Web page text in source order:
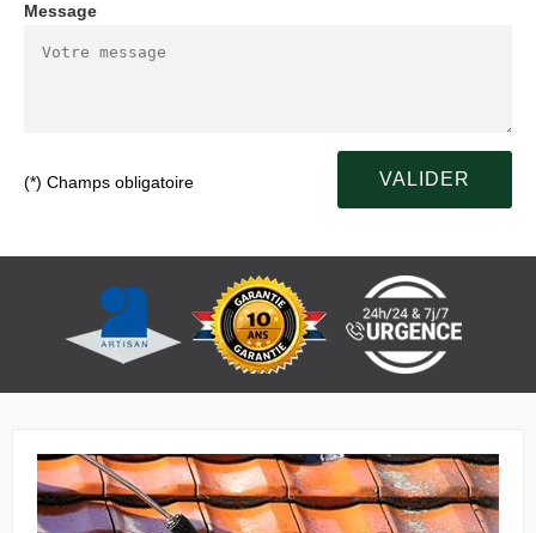
Message
(*) Champs obligatoire